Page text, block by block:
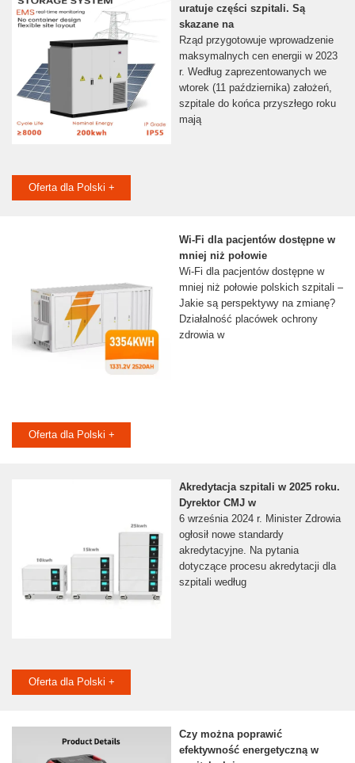
uratuje części szpitali. Są
skazane na
Rząd przygotowuje wprowadzenie
maksymalnych cen energii w 2023
r. Według zaprezentowanych we
wtorek (11 października) założeń,
szpitale do końca przyszłego roku
mają
Oferta dla Polski +
Wi-Fi dla pacjentów dostępne w
mniej niż połowie
Wi-Fi dla pacjentów dostępne w
mniej niż połowie polskich szpitali –
Jakie są perspektywy na zmianę?
Działalność placówek ochrony
zdrowia w
Oferta dla Polski +
Akredytacja szpitali w 2025 roku.
Dyrektor CMJ w
6 września 2024 r. Minister Zdrowia
ogłosił nowe standardy
akredytacyjne. Na pytania
dotyczące procesu akredytacji dla
szpitali według
Oferta dla Polski +
Czy można poprawić
efektywność energetyczną w